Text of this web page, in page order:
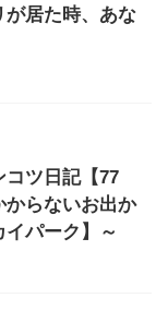
が居た時、あな
コツ日記【77
からないお出か
パーク】～